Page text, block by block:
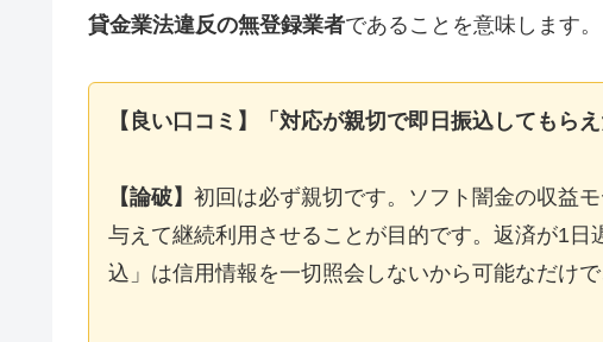
貸金業法違反の無登録業者であることを意味します。
【良い口コミ】「対応が親切で即日振込してもらえ
【論破】 初回は必ず親切です。ソフト闇金の収益
与えて継続利用させることが目的です。返済が1
込」は信用情報を一切照会しないから可能なだけで